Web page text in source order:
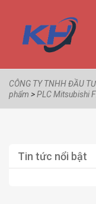
CÔNG TY TNHH ĐẦU
phẩm >PLC Mitsubishi
Tin tức nổi bật